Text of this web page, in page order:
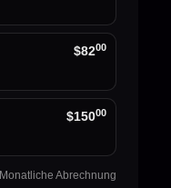
$8200
$15000
Monatliche Abrechnung